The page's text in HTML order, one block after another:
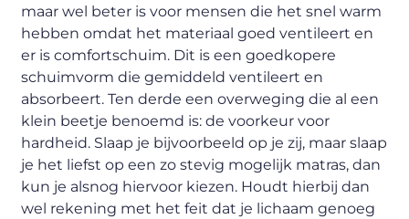
maar wel beter is voor mensen die het snel warm
hebben omdat het materiaal goed ventileert en
er is comfortschuim. Dit is een goedkopere
schuimvorm die gemiddeld ventileert en
absorbeert. Ten derde een overweging die al een
klein beetje benoemd is: de voorkeur voor
hardheid. Slaap je bijvoorbeeld op je zij, maar slaap
je het liefst op een zo stevig mogelijk matras, dan
kun je alsnog hiervoor kiezen. Houdt hierbij dan
wel rekening met het feit dat je lichaam genoeg